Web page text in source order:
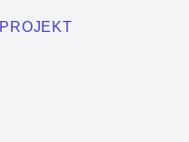
PROJEKT